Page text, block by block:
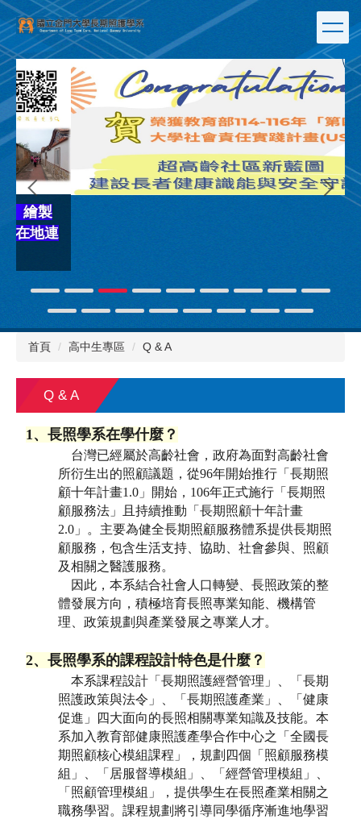
跳
到
主
要
內
容
區
首頁 高中生專區 Q & A
Q & A
1、長照學系在學什麼？
台灣已經屬於高齡社會，政府為面對高齡社會
所衍生出的照顧議題，從96年開始推行「長期照
顧十年計畫1.0」開始，106年正式施行「長期照
顧服務法」且持續推動「長期照顧十年計畫
2.0」。主要為健全長期照顧服務體系提供長期照
顧服務，包含生活支持、協助、社會參與、照顧
及相關之醫護服務。
因此，本系結合社會人口轉變、長照政策的整
體發展方向，積極培育長照專業知能、機構管
理、政策規劃與產業發展之專業人才。
2、長照學系的課程設計特色是什麼？
本系課程設計「長期照護經營管理」、「長期
照護政策與法令」、「長期照護產業」、「健康
促進」四大面向的長照相關專業知識及技能。本
系加入教育部健康照護產學合作中心之「全國長
期照顧核心模組課程」，規劃四個「照顧服務模
組」、「居服督導模組」、「經營管理模組」、
「照顧管理模組」，提供學生在長照產業相關之
職務學習。課程規劃將引導同學循序漸進地學習